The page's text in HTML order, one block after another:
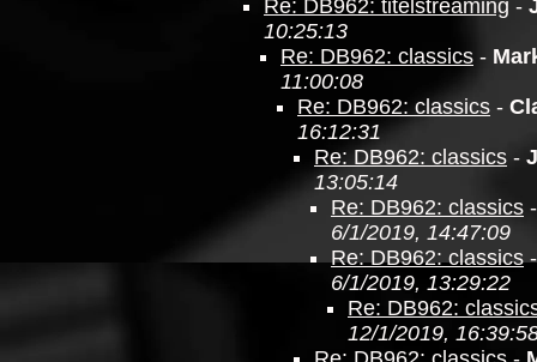
Re: DB962: titelstreaming -
10:25:13
Re: DB962: classics -
11:00:08
Re: DB962: classics -
16:12:31
Re: DB962: classics -
13:05:14
Re: DB962: classics
6/1/2019, 14:47:09
Re: DB962: classics
6/1/2019, 13:29:22
Re: DB962:
12/1/2019,